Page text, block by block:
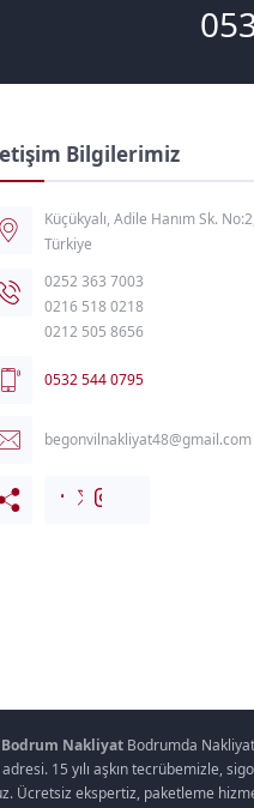
Bilgilerimiz
Küçükyalı, Adile Hanım Sk.
Türkiye
0252 363 7003
0216 518 0218
0212 505 8656
0532 544 0795
begonvilnakliyat48@gmail.com
Bodrum Nakliyat Bodrumda
15 yılı aşkın tecrübemizle,
Ücretsiz ekspertiz, paketleme